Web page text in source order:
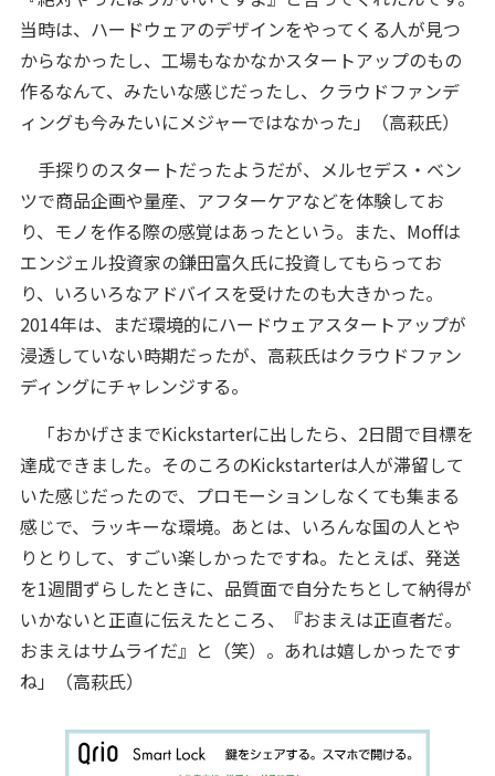
当時は、ハードウェアのデザインをやってくる人が見つ
からなかったし、工場もなかなかスタートアップのもの
作るなんて、みたいな感じだったし、クラウドファンデ
ィングも今みたいにメジャーではなかった」（高萩氏）
手探りのスタートだったようだが、メルセデス・ベン
ツで商品企画や量産、アフターケアなどを体験してお
り、モノを作る際の感覚はあったという。また、Moffは
エンジェル投資家の鎌田富久氏に投資してもらってお
り、いろいろなアドバイスを受けたのも大きかった。
2014年は、まだ環境的にハードウェアスタートアップが
浸透していない時期だったが、高萩氏はクラウドファン
ディングにチャレンジする。
「おかげさまでKickstarterに出したら、2日間で目標を
達成できました。そのころのKickstarterは人が滞留して
いた感じだったので、プロモーションしなくても集まる
感じで、ラッキーな環境。あとは、いろんな国の人とや
りとりして、すごい楽しかったですね。たとえば、発送
を1週間ずらしたときに、品質面で自分たちとして納得が
いかないと正直に伝えたところ、『おまえは正直者だ。
おまえはサムライだ』と（笑）。あれは嬉しかったです
ね」（高萩氏）